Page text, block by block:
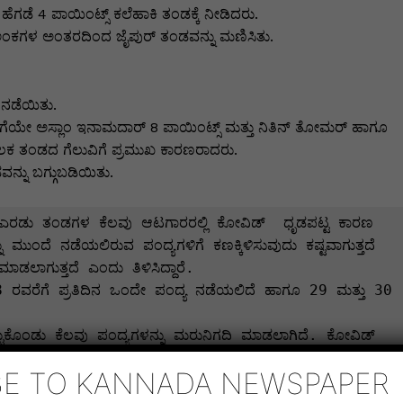
4 ಪಾಯಿಂಟ್ಸ್ ಕಲೆಹಾಕಿ ತಂಡಕ್ಕೆ ನೀಡಿದರು.
ಅಂತರದಿಂದ ಜೈಪುರ್ ತಂಡವನ್ನು ಮಣಿಸಿತು.
ನಡೆಯಿತು.
ಅಸ್ಲಾಂ ಇನಾಮದಾರ್ 8 ಪಾಯಿಂಟ್ಸ್ ಮತ್ತು ನಿತಿನ್ ತೋಮರ್ ಹಾಗೂ
ಗೆಲುವಿಗೆ ಪ್ರಮುಖ ಕಾರಣರಾದರು.
ಬಗ್ಗುಬಡಿಯಿತು.
ನಡೆಯಲಿರುವ ಪಂದ್ಯಗಳಿಗೆ ಕಣಕ್ಕಿಳಿಸುವುದು ಕಷ್ಟವಾಗುತ್ತದೆ
ಎಂದು ತಿಳಿಸಿದ್ದಾರೆ.
ಎಂದು ಪ್ರೊ ಕಬಡ್ಡಿ ಲೀಗ್ ಮಂಡಳಿಯ ಆಯೋಜಕ ಮಶಾಲ್
TO KANNADA NEWSPAPER